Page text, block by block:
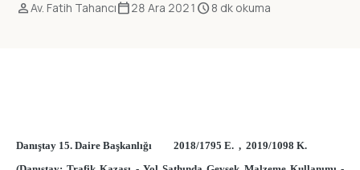
personAv. Fatih Tahancıcalendar_today28 Ara 2021 schedule8 dk okuma
Danıştay 15. Daire Başkanlığı 2018/1795 E. , 2019/1098 K.